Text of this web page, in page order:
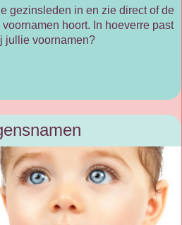
gezinsleden in en zie direct of de
hoort. In hoeverre past
jullie voornamen?